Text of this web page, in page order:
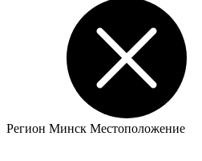
Регион Минск Местоположение